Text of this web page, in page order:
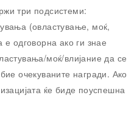
три подсистеми:
(овластување, моќ,
е одговорна ако ги знае
моќ/влијание да се
очекуваните награди. Ако
ќе биде поуспешна